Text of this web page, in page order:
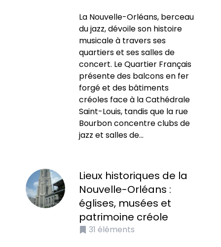
La Nouvelle-Orléans, berceau
du jazz, dévoile son histoire
musicale à travers ses
quartiers et ses salles de
concert. Le Quartier Français
présente des balcons en fer
forgé et des bâtiments
créoles face à la Cathédrale
Saint-Louis, tandis que la rue
Bourbon concentre clubs de
jazz et salles de...
Lieux historiques de la
Nouvelle-Orléans :
églises, musées et
patrimoine créole
31 éléments